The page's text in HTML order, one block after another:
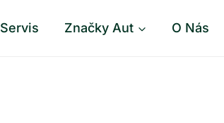
Servis Značky Aut O Nás